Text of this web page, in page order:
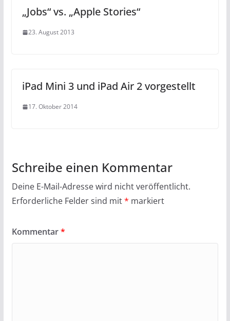
„Jobs“ vs. „Apple Stories“
23. August 2013
iPad Mini 3 und iPad Air 2 vorgestellt
17. Oktober 2014
Schreibe einen Kommentar
Deine E-Mail-Adresse wird nicht veröffentlicht.
Erforderliche Felder sind mit* markiert
Kommentar*